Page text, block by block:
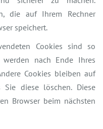
die auf Ihrem Rechner
speichert.
Cookies sind so
werden nach Ende Ihres
Cookies bleiben auf
diese löschen. Diese
Browser beim nächsten